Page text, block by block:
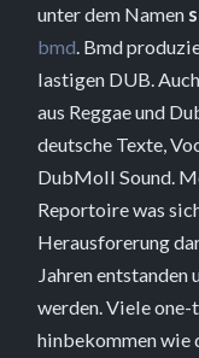
unter dem Namen
bmd . Bmd
lastigen DUB.
aus Reggae und
deutsche Texte,
DubMoll Sound.
Reportoire was
Herausforerung
Jahren entstanden
werden. Viele
hinbekommen wie